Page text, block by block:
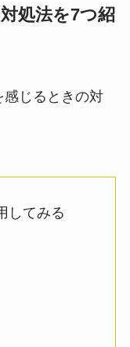
処法を7つ紹
じるときの対
してみる